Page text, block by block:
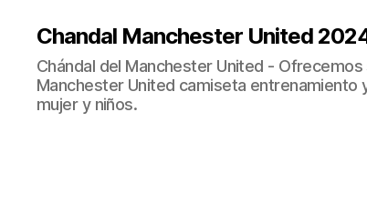
Chandal Manchester United
Chándal del Manchester United -
Manchester United camiseta
mujer y niños.